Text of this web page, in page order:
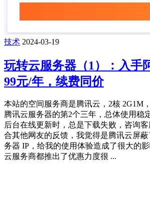
技术 2024-03-19
玩转云服务器（1）：入手
99元/年，续费同价
本站的空间服务商是腾讯云，2核 2G1M
腾讯云服务器的第2个三年，总体使用稳
后台在线更新时，总是下载失败，咨询
合其他网友的反馈，我觉得是腾讯云屏蔽
务器 IP，给我的使用体验造成了很大的
云服务商都推出了优惠力度很 ...